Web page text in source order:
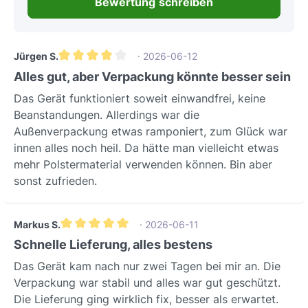
Jürgen S.
Durchschnittliche Bewertung von 4 von 5 Sternen
· 2026-06-12
Alles gut, aber Verpackung könnte besser sein
Das Gerät funktioniert soweit einwandfrei, keine
Beanstandungen. Allerdings war die
Außenverpackung etwas ramponiert, zum Glück war
innen alles noch heil. Da hätte man vielleicht etwas
mehr Polstermaterial verwenden können. Bin aber
sonst zufrieden.
Markus S.
Durchschnittliche Bewertung von 5 von 5 Sternen
· 2026-06-11
Schnelle Lieferung, alles bestens
Das Gerät kam nach nur zwei Tagen bei mir an. Die
Verpackung war stabil und alles war gut geschützt.
Die Lieferung ging wirklich fix, besser als erwartet.